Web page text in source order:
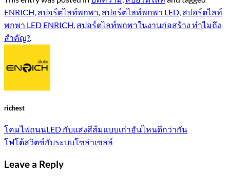
ENRICH, สปอร์ตไลท์พกพา, สปอร์ตไลท์พกพา LED, สปอร์ตไลท์
พกพา LED ENRICH, สปอร์ตไลท์พกพาในงานก่อสร้าง ทำไมถึง
สำคัญ?.
richest
โคมไฟถนนLED กับแสงสีส้มแบบเก่าอันไหนดีกว่ากัน
โฟโต้สวิตช์กับระบบโซล่าเซลล์
Leave a Reply